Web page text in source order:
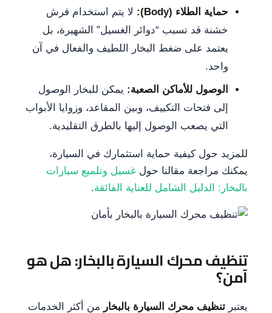
حماية الطلاء (Body):
لا يتم استخدام فرش
خشنة قد تسبب “دوائر الغسيل” الشهيرة، بل
يعتمد على ضغط البخار اللطيف والفعال في آن
واحد.
الوصول للأماكن الصعبة: يمكن للبخار الوصول
إلى فتحات التكييف، وبين المقاعد، وزوايا الأبواب
التي يصعب الوصول إليها بالطرق التقليدية.
للمزيد حول كيفية حماية استثمارك في السيارة،
يمكنك مراجعة مقالنا حول غسيل وتلميع سيارات
بالبخار: الدليل الشامل للعناية الفائقة.
تنظيف محرك السيارة بالبخار: هل هو
آمن؟
يعتبر تنظيف محرك السيارة بالبخار من أكثر الخدمات